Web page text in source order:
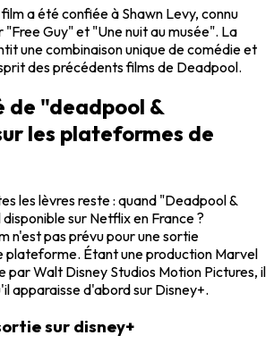
a été confiée à Shawn Levy, connu
"Free Guy" et "Une nuit au musée". La
une combinaison unique de comédie et
des précédents films de Deadpool.
de "deadpool &
les plateformes de
les lèvres reste : quand "Deadpool &
sur Netflix en France ?
n'est pas prévu pour une sortie
plateforme. Étant une production Marvel
par Walt Disney Studios Motion Pictures, il
apparaisse d'abord sur Disney+.
sur disney+